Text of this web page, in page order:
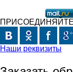
Наши реквизиты